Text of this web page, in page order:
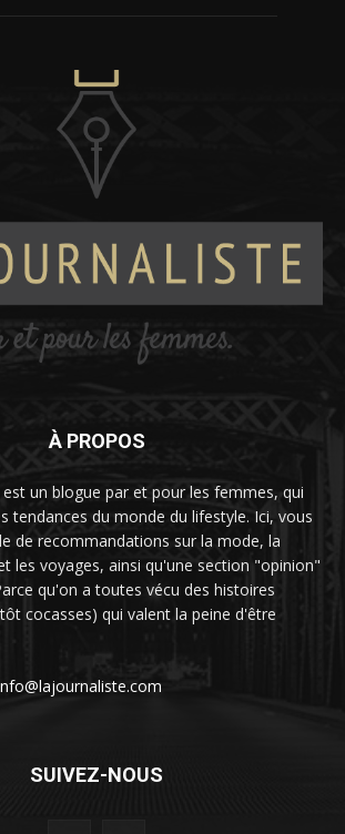
À PROPOS
est un blogue par et pour les femmes, qui
tendances du monde du lifestyle. Ici, vous
de recommandations sur la mode, la
les voyages, ainsi qu'une section "opinion"
qu'on a toutes vécu des histoires
cocasses) qui valent la peine d'être
SUIVEZ-NOUS